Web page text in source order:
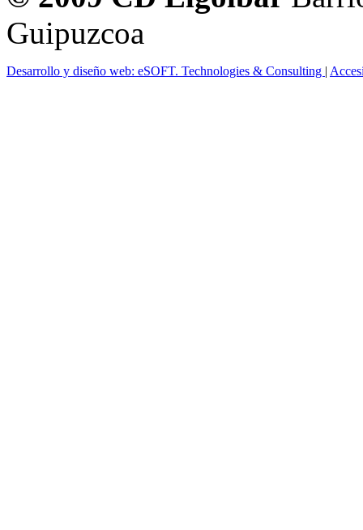
Guipuzcoa
Desarrollo y diseño web: eSOFT. Technologies & Consulting |